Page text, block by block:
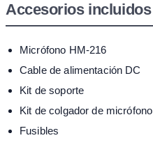
Accesorios incluidos
Micrófono HM-216
Cable de alimentación DC
Kit de soporte
Kit de colgador de micrófono
Fusibles